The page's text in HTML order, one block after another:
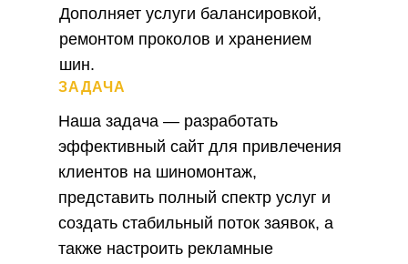
Дополняет услуги балансировкой,
ремонтом проколов и хранением
шин.
Наша задача — разработать
эффективный сайт для привлечения
клиентов на шиномонтаж,
представить полный спектр услуг и
создать стабильный поток заявок, а
также настроить рекламные
ЗАДАЧА